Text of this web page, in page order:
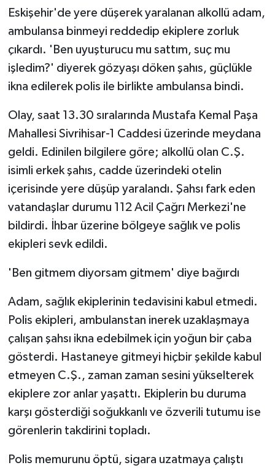
Eskişehir'de yere düşerek yaralanan alkollü adam,
ambulansa binmeyi reddedip ekiplere zorluk
çıkardı. 'Ben uyuşturucu mu sattım, suç mu
işledim?' diyerek gözyaşı döken şahıs, güçlükle
ikna edilerek polis ile birlikte ambulansa bindi.
Olay, saat 13.30 sıralarında Mustafa Kemal Paşa
Mahallesi Sivrihisar-1 Caddesi üzerinde meydana
geldi. Edinilen bilgilere göre; alkollü olan C.Ş.
isimli erkek şahıs, cadde üzerindeki otelin
içerisinde yere düşüp yaralandı. Şahsı fark eden
vatandaşlar durumu 112 Acil Çağrı Merkezi'ne
bildirdi. İhbar üzerine bölgeye sağlık ve polis
ekipleri sevk edildi.
'Ben gitmem diyorsam gitmem' diye bağırdı
Adam, sağlık ekiplerinin tedavisini kabul etmedi.
Polis ekipleri, ambulanstan inerek uzaklaşmaya
çalışan şahsı ikna edebilmek için yoğun bir çaba
gösterdi. Hastaneye gitmeyi hiçbir şekilde kabul
etmeyen C.Ş., zaman zaman sesini yükselterek
ekiplere zor anlar yaşattı. Ekiplerin bu duruma
karşı gösterdiği soğukkanlı ve özverili tutumu ise
görenlerin takdirini topladı.
Polis memurunu öptü, sigara uzatmaya çalıştı
Seri İlan
Siyaset
Spor
Vasıta
Yaşam